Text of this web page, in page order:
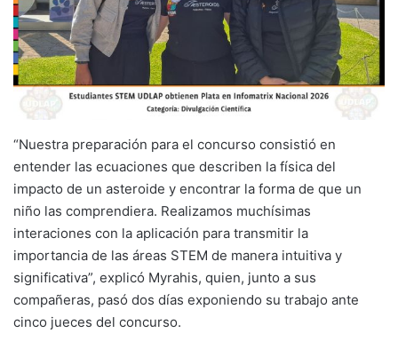
“Nuestra preparación para el concurso consistió en
entender las ecuaciones que describen la física del
impacto de un asteroide y encontrar la forma de que un
niño las comprendiera. Realizamos muchísimas
interaciones con la aplicación para transmitir la
importancia de las áreas STEM de manera intuitiva y
significativa”, explicó Myrahis, quien, junto a sus
compañeras, pasó dos días exponiendo su trabajo ante
cinco jueces del concurso.